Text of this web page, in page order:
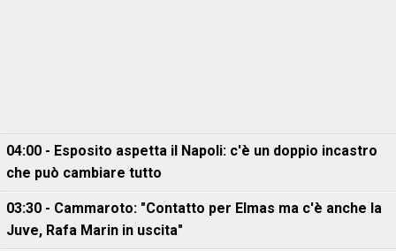
04:00 - Esposito aspetta il Napoli: c'è un doppio incastro
che può cambiare tutto
03:30 - Cammaroto: "Contatto per Elmas ma c'è anche la
Juve, Rafa Marin in uscita"